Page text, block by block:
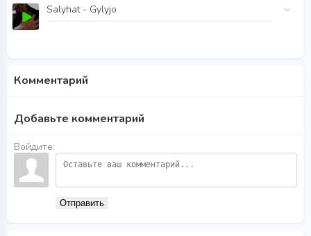
Salyhat - Gylyjo
Комментарий
Добавьте комментарий
Войдите:
Отправить